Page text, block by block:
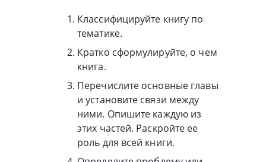
Классифицируйте книгу по
тематике.
Кратко сформулируйте, о чем
книга.
Перечислите основные главы
и установите связи между
ними. Опишите каждую из
этих частей. Раскройте ее
роль для всей книги.